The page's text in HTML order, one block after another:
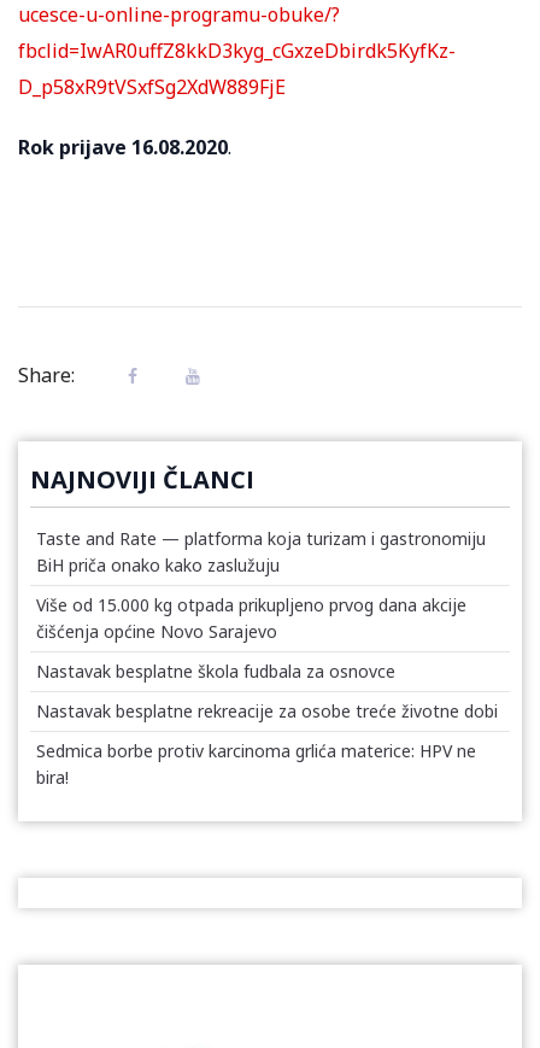
ucesce-u-online-programu-obuke/?
fbclid=IwAR0uffZ8kkD3kyg_cGxzeDbirdk5KyfKz-
D_p58xR9tVSxfSg2XdW889FjE
Rok prijave 16.08.2020.
Share:
NAJNOVIJI ČLANCI
Taste and Rate — platforma koja turizam i gastronomiju
BiH priča onako kako zaslužuju
Više od 15.000 kg otpada prikupljeno prvog dana akcije
čišćenja općine Novo Sarajevo
Nastavak besplatne škola fudbala za osnovce
Nastavak besplatne rekreacije za osobe treće životne dobi
Sedmica borbe protiv karcinoma grlića materice: HPV ne
bira!